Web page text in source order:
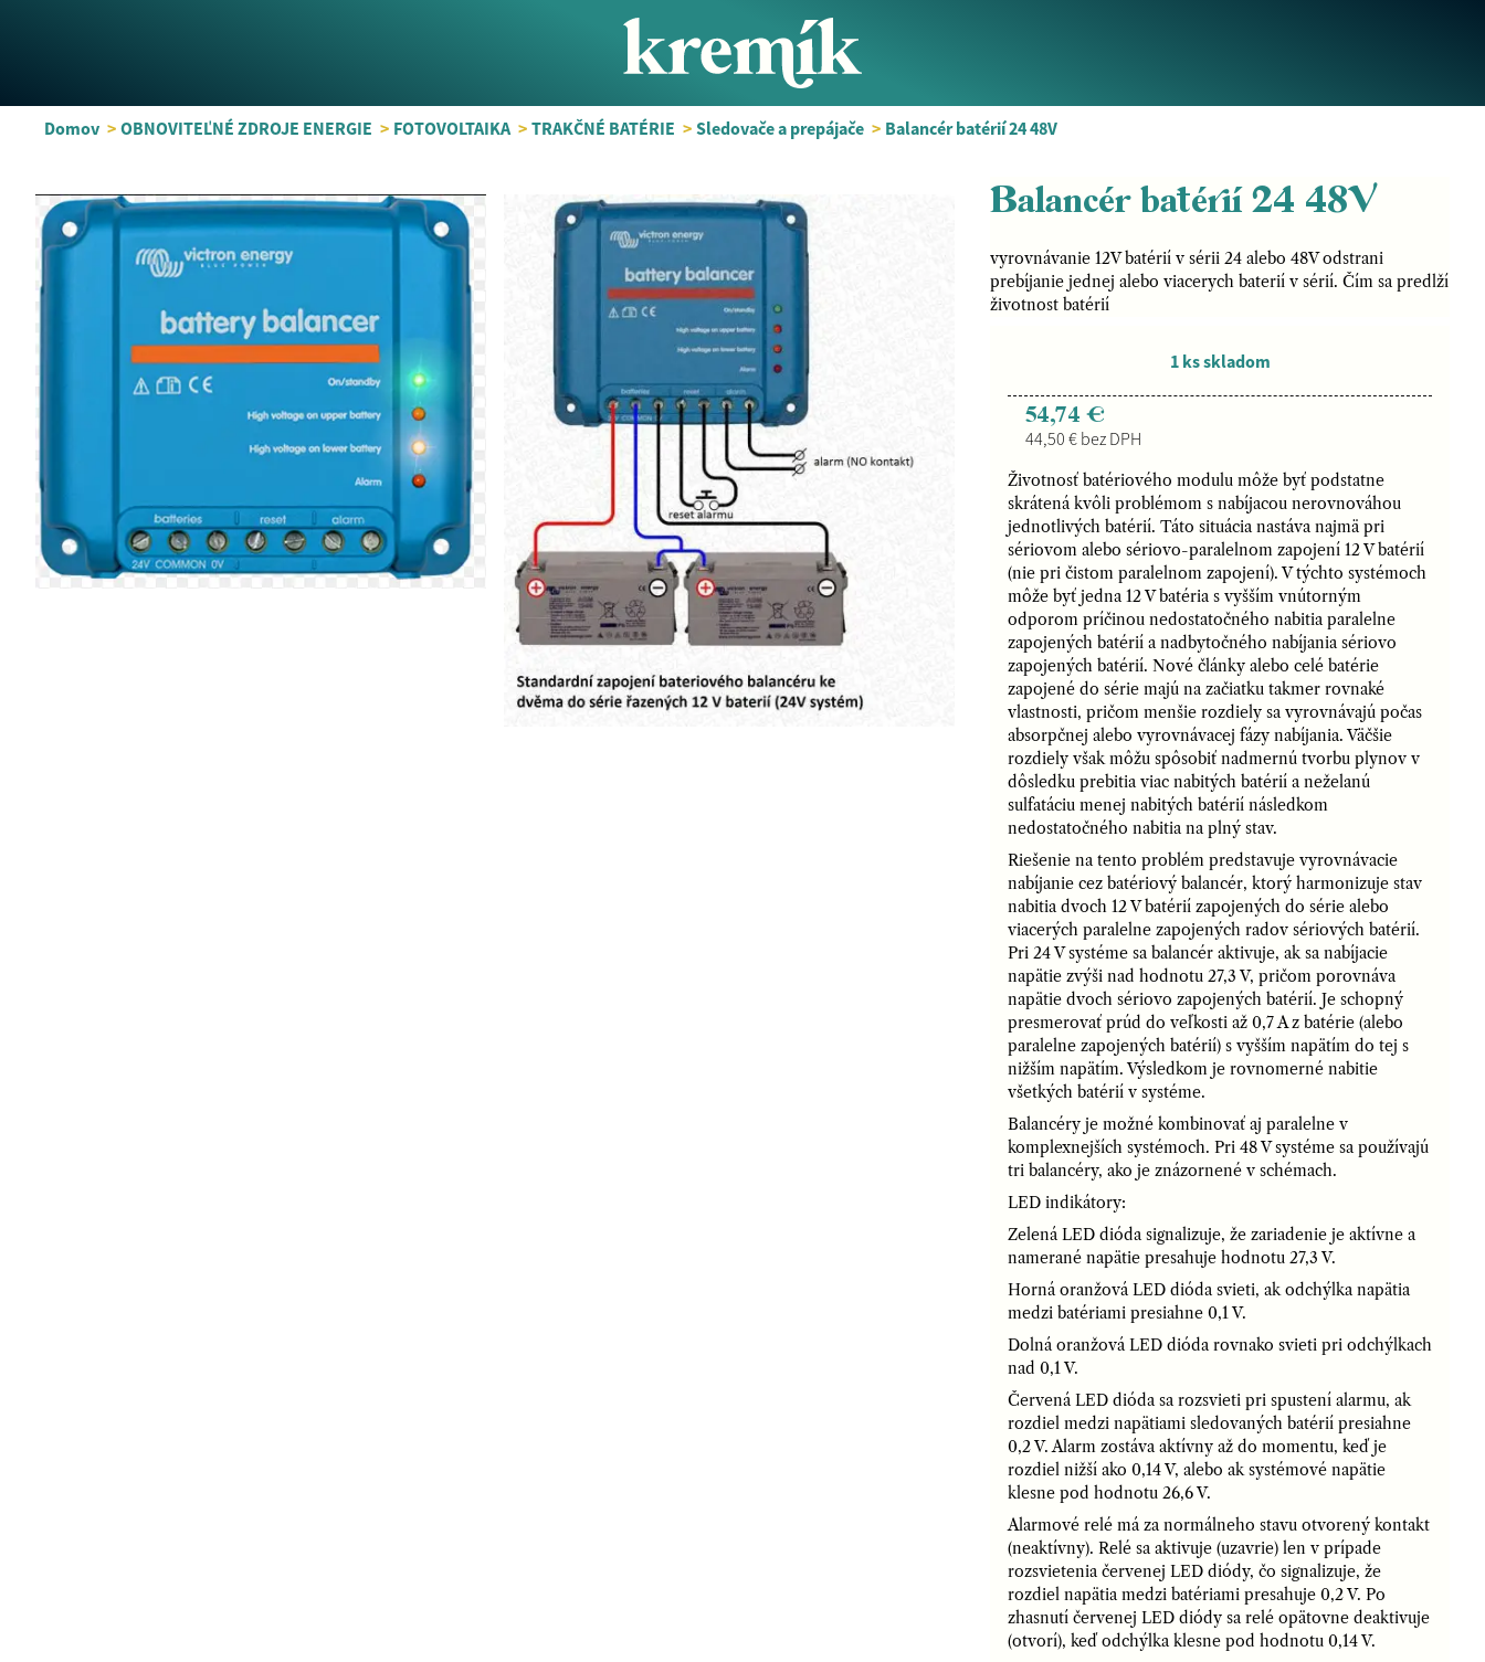
Domov > OBNOVITEĽNÉ ZDROJE ENERGIE > FOTOVOLTAIKA > TRAKČNÉ BATÉRIE > Sledovače a prepájače > Balancér batérií 24 48V
Balancér batérií 24 48V
vyrovnávanie 12V batérií v sérii 24 alebo 48V odstrani
prebíjanie jednej alebo viacerych baterií v sérií. Čím sa predlží
životnost batérií
1 ks skladom
54,74 €
44,50 € bez DPH
Životnosť batériového modulu môže byť podstatne
skrátená kvôli problémom s nabíjacou nerovnováhou
jednotlivých batérií. Táto situácia nastáva najmä pri
sériovom alebo sériovo-paralelnom zapojení 12 V batérií
(nie pri čistom paralelnom zapojení). V týchto systémoch
môže byť jedna 12 V batéria s vyšším vnútorným
odporom príčinou nedostatočného nabitia paralelne
zapojených batérií a nadbytočného nabíjania sériovo
zapojených batérií. Nové články alebo celé batérie
zapojené do série majú na začiatku takmer rovnaké
vlastnosti, pričom menšie rozdiely sa vyrovnávajú počas
absorpčnej alebo vyrovnávacej fázy nabíjania. Väčšie
rozdiely však môžu spôsobiť nadmernú tvorbu plynov v
dôsledku prebitia viac nabitých batérií a neželanú
sulfatáciu menej nabitých batérií následkom
nedostatočného nabitia na plný stav.
Riešenie na tento problém predstavuje vyrovnávacie
nabíjanie cez batériový balancér, ktorý harmonizuje stav
nabitia dvoch 12 V batérií zapojených do série alebo
viacerých paralelne zapojených radov sériových batérií.
Pri 24 V systéme sa balancér aktivuje, ak sa nabíjacie
napätie zvýši nad hodnotu 27,3 V, pričom porovnáva
napätie dvoch sériovo zapojených batérií. Je schopný
presmerovať prúd do veľkosti až 0,7 A z batérie (alebo
paralelne zapojených batérií) s vyšším napätím do tej s
nižším napätím. Výsledkom je rovnomerné nabitie
všetkých batérií v systéme.
Balancéry je možné kombinovať aj paralelne v
komplexnejších systémoch. Pri 48 V systéme sa používajú
tri balancéry, ako je znázornené v schémach.
LED indikátory:
Zelená LED dióda signalizuje, že zariadenie je aktívne a
namerané napätie presahuje hodnotu 27,3 V.
Horná oranžová LED dióda svieti, ak odchýlka napätia
medzi batériami presiahne 0,1 V.
Dolná oranžová LED dióda rovnako svieti pri odchýlkach
nad 0,1 V.
Červená LED dióda sa rozsvieti pri spustení alarmu, ak
rozdiel medzi napätiami sledovaných batérií presiahne
0,2 V. Alarm zostáva aktívny až do momentu, keď je
rozdiel nižší ako 0,14 V, alebo ak systémové napätie
klesne pod hodnotu 26,6 V.
Alarmové relé má za normálneho stavu otvorený kontakt
(neaktívny). Relé sa aktivuje (uzavrie) len v prípade
rozsvietenia červenej LED diódy, čo signalizuje, že
rozdiel napätia medzi batériami presahuje 0,2 V. Po
zhasnutí červenej LED diódy sa relé opätovne deaktivuje
(otvorí), keď odchýlka klesne pod hodnotu 0,14 V.